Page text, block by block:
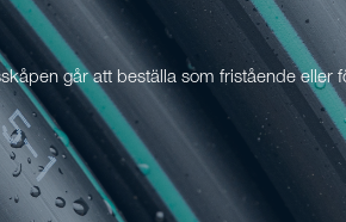
går att beställa som fristående